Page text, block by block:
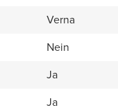
Verna
Nein
Ja
Ja